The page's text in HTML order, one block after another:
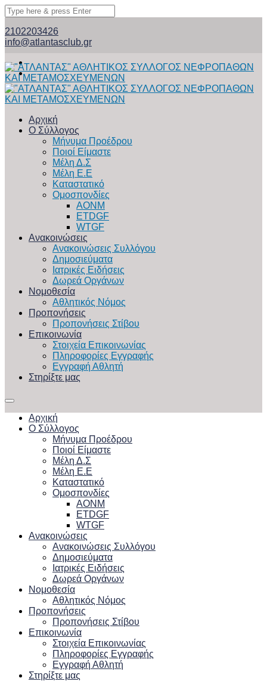
2102203426
info@atlantasclub.gr
Αρχική
Ο Σύλλογος
Μήνυμα Προέδρου
Ποιοί Είμαστε
Μέλη Δ.Σ
Μέλη Ε.Ε
Καταστατικό
Ομοσπονδίες
ΑΟΝΜ
ETDGF
WTGF
Ανακοινώσεις
Ανακοινώσεις Συλλόγου
Δημοσιεύματα
Ιατρικές Ειδήσεις
Δωρεά Οργάνων
Νομοθεσία
Αθλητικός Νόμος
Προπονήσεις
Προπονήσεις Στίβου
Επικοινωνία
Στοιχεία Επικοινωνίας
Πληροφορίες Εγγραφής
Εγγραφή Αθλητή
Στηρίξτε μας
Αρχική
Ο Σύλλογος
Μήνυμα Προέδρου
Ποιοί Είμαστε
Μέλη Δ.Σ
Μέλη Ε.Ε
Καταστατικό
Ομοσπονδίες
ΑΟΝΜ
ETDGF
WTGF
Ανακοινώσεις
Ανακοινώσεις Συλλόγου
Δημοσιεύματα
Ιατρικές Ειδήσεις
Δωρεά Οργάνων
Νομοθεσία
Αθλητικός Νόμος
Προπονήσεις
Προπονήσεις Στίβου
Επικοινωνία
Στοιχεία Επικοινωνίας
Πληροφορίες Εγγραφής
Εγγραφή Αθλητή
Στηρίξτε μας